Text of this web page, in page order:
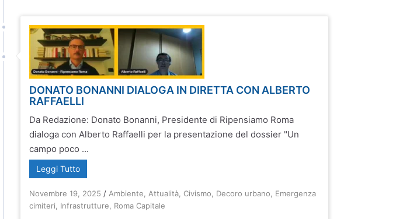
DONATO BONANNI DIALOGA IN DIRETTA CON ALBERTO
RAFFAELLI
Da Redazione: Donato Bonanni, Presidente di Ripensiamo Roma
dialoga con Alberto Raffaelli per la presentazione del dossier "Un
campo poco ...
Leggi Tutto
Novembre 19, 2025 / Ambiente Attualità ,Civismo Decoro urbano
Emergenza
cimiteri
Infrastrutture Roma Capitale